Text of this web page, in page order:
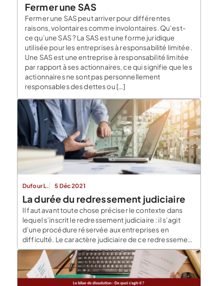
Fermer une SAS
Fermer une SAS peut arriver pour différentes
raisons, volontaires comme involontaires. Qu’est-
ce qu’une SAS ? La SAS est une forme juridique
utilisée pour les entreprises à responsabilité limitée.
Une SAS est une entreprise à responsabilité limitée
par rapport à ses actionnaires, ce qui signifie que les
actionnaires ne sont pas personnellement
responsables des dettes ou […]
Dufour L. 5 Déc 2021
La durée du redressement judiciaire
Il faut avant toute chose préciser le contexte dans
lequel s’inscrit le redressement judiciaire : il s’agit
d’une procédure réservée aux entreprises en
difficulté. Le caractère judiciaire de ce redressement
subordonne par ailleurs son ouverture à une décision
du tribunal. Une fois ouverte, la procédure est limitée
dans le temps. Un délai est ainsi imparti pour […]